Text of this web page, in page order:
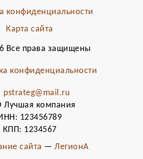
конфиденциальности
Карта сайта
Все права защищены
конфиденциальности
pstrateg@mail.ru
компания
123456789
КПП: 1234567
сайта — ЛегионА